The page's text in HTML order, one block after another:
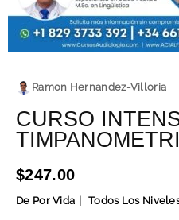
Ramon Hernandez-Villoria
CURSO
$247.00
De Por Vida Todos Los